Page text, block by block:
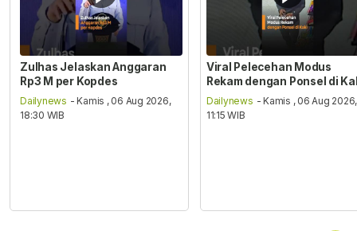
Zulhas Jelaskan Anggaran
Rp3 M per Kopdes
Dailynews - Kamis , 06 Aug 2026,
18:30 WIB
Viral Pelecehan Modus
Rekam dengan Ponsel di
Dailynews - Kamis , 06 Aug 2026,
11:15 WIB